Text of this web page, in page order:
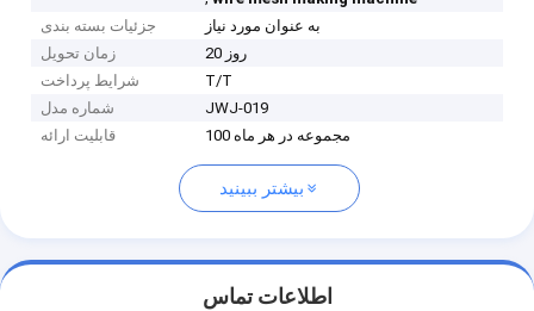
جزئیات بسته بندی
به عنوان مورد نیاز
زمان تحویل
20 روز
شرایط پرداخت
T/T
شماره مدل
JWJ-019
قابلیت ارائه
100 مجموعه در هر ماه
بیشتر ببینید
اطلاعات تماس